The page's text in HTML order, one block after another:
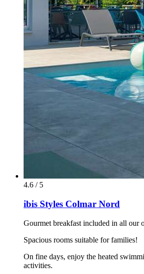
4.6 / 5
ibis Styles Colmar Nord
Gourmet breakfast included in all our
Spacious rooms suitable for families!
On fine days, enjoy the heated
activities.